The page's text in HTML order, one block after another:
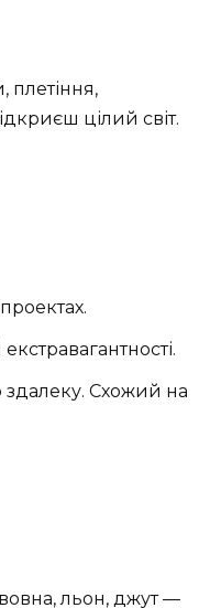
плетіння,
цілий світ.
Схожий на
льон, джут —